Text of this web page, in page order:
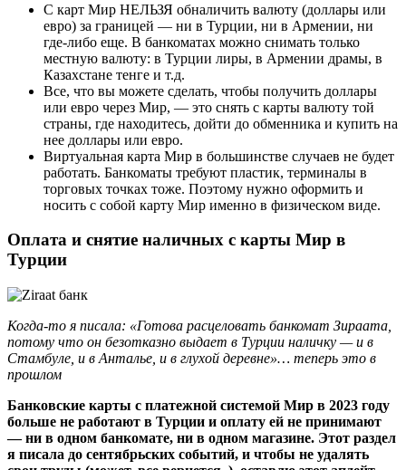
С карт Мир НЕЛЬЗЯ обналичить валюту (доллары или
евро) за границей — ни в Турции, ни в Армении, ни
где-либо еще. В банкоматах можно снимать только
местную валюту: в Турции лиры, в Армении драмы, в
Казахстане тенге и т.д.
Все, что вы можете сделать, чтобы получить доллары
или евро через Мир, — это снять с карты валюту той
страны, где находитесь, дойти до обменника и купить на
нее доллары или евро.
Виртуальная карта Мир в большинстве случаев не будет
работать. Банкоматы требуют пластик, терминалы в
торговых точках тоже. Поэтому нужно оформить и
носить с собой карту Мир именно в физическом виде.
Оплата и снятие наличных с карты Мир в
Турции
Когда-то я писала: «Готова расцеловать банкомат Зираата,
потому что он безотказно выдает в Турции наличку — и в
Стамбуле, и в Анталье, и в глухой деревне»… теперь это в
прошлом
Банковские карты с платежной системой Мир в 2023 году
больше не работают в Турции и оплату ей не принимают
— ни в одном банкомате, ни в одном магазине. Этот раздел
я писала до сентябрьских событий, и чтобы не удалять